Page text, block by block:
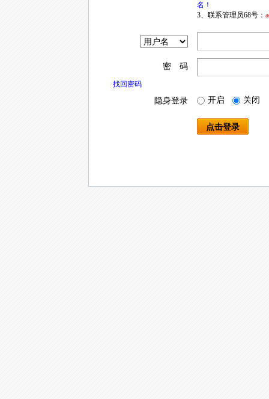
名！
3、联系管理员68号：
密 码
找回密码
隐身登录 开启 关闭
点击登录